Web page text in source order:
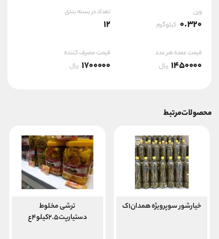
وزن
0.320 کیلوگرم
تعداد در بسته بندی
12
قیمت عمده هر عدد
1450000 ریال
قیمت مصرف کننده
1700000 ریال
محصولات مرتبط
خیارشور سوپرویژه همدان۱ک
ترشی مخلوط
دستیارپت۲.۵کیلو۴ع